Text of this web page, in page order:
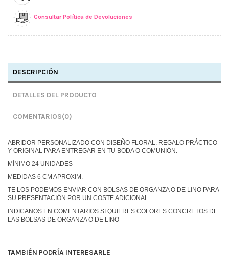
Consultar Política de Devoluciones
DESCRIPCIÓN
DETALLES DEL PRODUCTO
COMENTARIOS(0)
ABRIDOR PERSONALIZADO CON DISEÑO FLORAL. REGALO PRÁCTICO
Y ORIGINAL PARA ENTREGAR EN TU BODA O COMUNIÓN.
MÍNIMO 24 UNIDADES
MEDIDAS 6 CM APROXIM.
TE LOS PODEMOS ENVIAR CON BOLSAS DE ORGANZA O DE LINO PARA
SU PRESENTACIÓN POR UN COSTE ADICIONAL
INDICANOS EN COMENTARIOS SI QUIERES COLORES CONCRETOS DE
LAS BOLSAS DE ORGANZA O DE LINO
TAMBIÉN PODRÍA INTERESARLE